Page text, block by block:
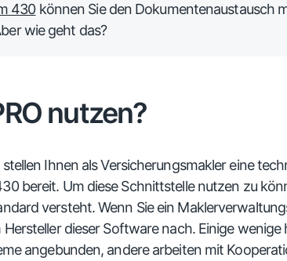
430können Sie den Dokumentenaustausch
wie geht das?
nutzen?
Ihnen als Versicherungsmakler eine
bereit. Um diese Schnittstelle nutzen zu
versteht. Wenn Sie ein
dieser Software nach. Einige wenige
angebunden, andere arbeiten mit